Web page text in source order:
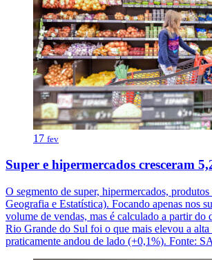
17 fev
Super e hipermercados cresceram
O segmento de super, hipermercados,
Geografia e Estatística). Focando apenas nos
volume de vendas, mas é calculado a partir
Rio Grande do Sul foi o que mais elevou a
praticamente andou de lado (+0,1%). Fonte: